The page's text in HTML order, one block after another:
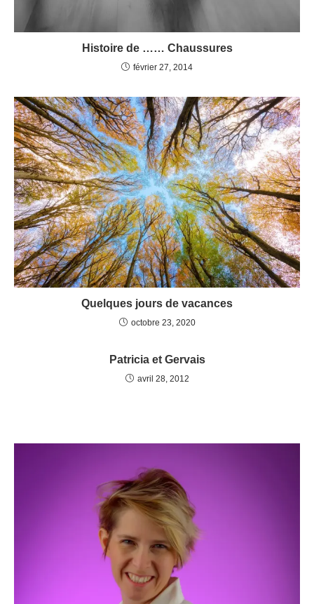
Histoire de …… Chaussures
février 27, 2014
Quelques jours de vacances
octobre 23, 2020
Patricia et Gervais
avril 28, 2012